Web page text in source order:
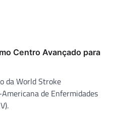
Centro Avançado para
da World Stroke
de Enfermidades